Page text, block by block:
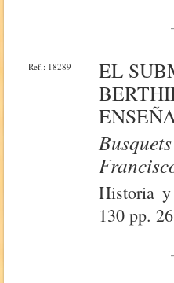
Ref.: 18289
EL
Historia
130 pp.